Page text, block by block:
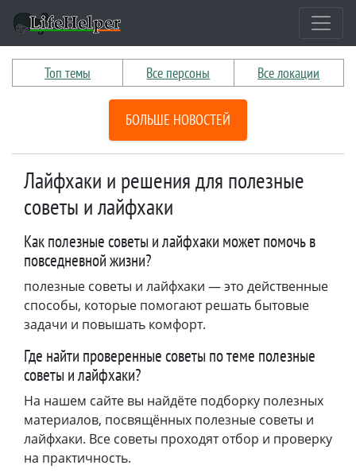
Топ темы Все персоны Все локации
БОЛЬШЕ НОВОСТЕЙ
Лайфхаки и решения для полезные
советы и лайфхаки
Как полезные советы и лайфхаки может помочь в
повседневной жизни?
полезные советы и лайфхаки — это действенные
способы, которые помогают решать бытовые
задачи и повышать комфорт.
Где найти проверенные советы по теме полезные
советы и лайфхаки?
На нашем сайте вы найдёте подборку полезных
материалов, посвящённых полезные советы и
лайфхаки. Все советы проходят отбор и проверку
на практичность.